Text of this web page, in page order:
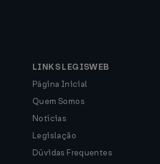
LINKS LEGISWEB
Página Inicial
Quem Somos
Notícias
Legislação
Dúvidas Frequentes